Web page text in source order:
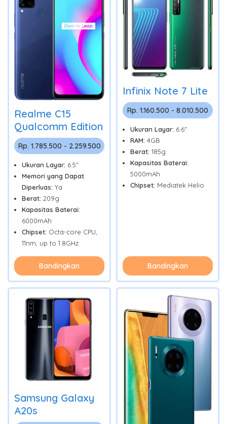
Realme C15
Qualcomm Edition
Rp. 1.785.500 - 2.259.500
Ukuran Layar: 6.5"
Memori yang Dapat
Diperluas: Ya
Berat: 209g
Kapasitas Baterai:
6000mAh
Chipset: Octa-core CPU,
11nm, up to 1.8GHz
Bandingkan
Infinix Note 7 Lite
Rp. 1.160.500 - 8.010.500
Ukuran Layar: 6.6"
RAM: 4GB
Berat: 185g
Kapasitas Baterai:
5000mAh
Chipset: Mediatek Helio
Bandingkan
Samsung Galaxy
A20s